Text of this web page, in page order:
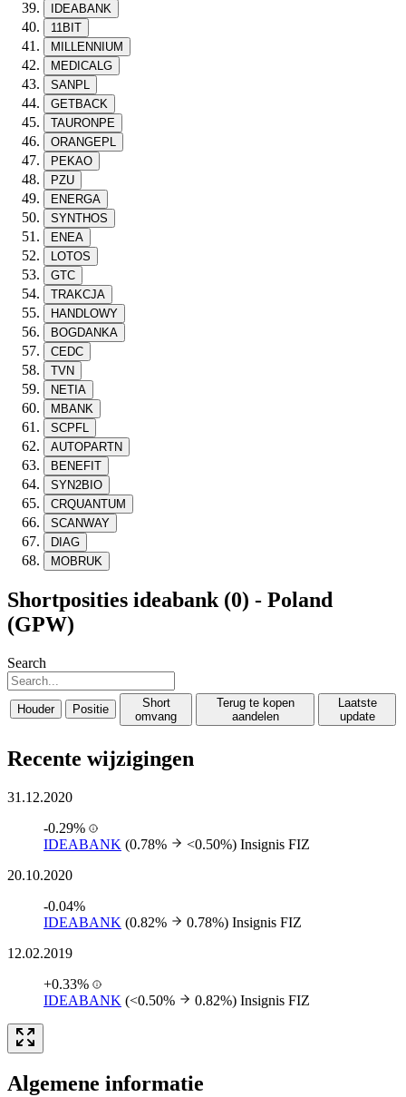
IDEABANK
11BIT
MILLENNIUM
MEDICALG
SANPL
GETBACK
TAURONPE
ORANGEPL
PEKAO
PZU
ENERGA
SYNTHOS
ENEA
LOTOS
GTC
TRAKCJA
HANDLOWY
BOGDANKA
CEDC
TVN
NETIA
MBANK
SCPFL
AUTOPARTN
BENEFIT
SYN2BIO
CRQUANTUM
SCANWAY
DIAG
MOBRUK
Shortposities ideabank (0) - Poland
(GPW)
Search
Houder Positie
Short
omvang
Terug te kopen
aandelen
Laatste
update
Recente wijzigingen
31.12.2020
-0.29%
IDEABANK (0.78% <0.50%) Insignis FIZ
20.10.2020
-0.04%
IDEABANK (0.82% 0.78%) Insignis FIZ
12.02.2019
+0.33%
IDEABANK (<0.50% 0.82%) Insignis FIZ
Algemene informatie